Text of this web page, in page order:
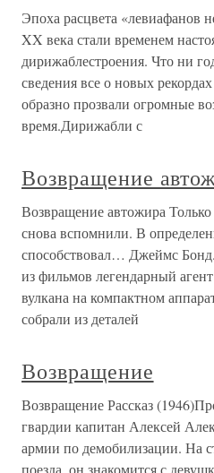
Эпоха расцвета «левиафанов
XX века стали временем
дирижаблестроения. Что ни
сведения все о новых
образно прозвали огромные
время.Дирижабли с
Возвращение
Возвращение автожира
снова вспомнили. В
способствовал… Джеймс
из фильмов легендарный
вулкана на компактном
собрали из деталей
Возвращение
Возвращение Рассказ
гвардии капитан Алексей
армии по демобилизации. На
поезда, он знакомится с